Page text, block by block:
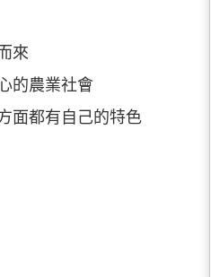
來
的農業社會
面都有自己的特色